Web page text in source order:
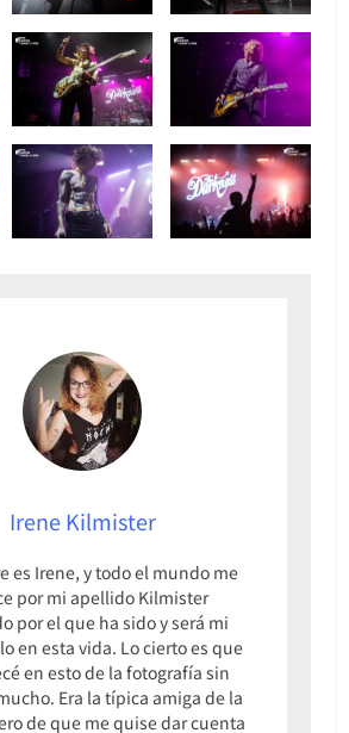
Irene Kilmister
es Irene, y todo el mundo me
por mi apellido Kilmister
por el que ha sido y será mi
en esta vida. Lo cierto es que
en esto de la fotografía sin
Era la típica amiga de la
de que me quise dar cuenta